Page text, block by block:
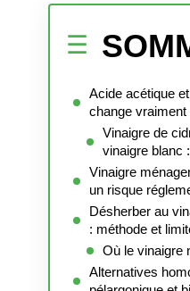
Acide acétique
change
Vinaigre de
vinaigre blanc
Vinaigre
un risque
Désherber au
: méthode et
Où le vinaigre
Alternatives